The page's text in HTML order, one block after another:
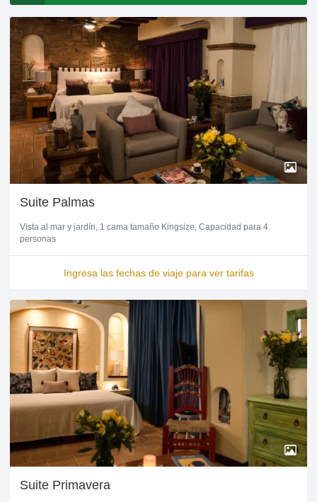
Suite Palmas
Vista al mar y jardín 1 cama tamaño Kingsize Capacidad para 4
personas
Ingresa las fechas de viaje para ver tarifas
Suite Primavera